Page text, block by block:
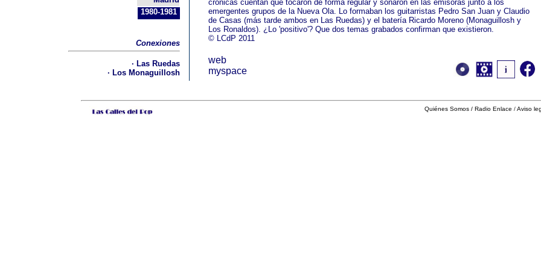
crónicas cuentan que tocaron de forma regular y sonaron en las emisoras junto a los
emergentes grupos de la Nueva Ola. Lo formaban los guitarristas Pedro San Juan y Claudio
de Casas (más tarde ambos en Las Ruedas) y el batería Ricardo Moreno (Monaguillosh y
Los Ronaldos). ¿Lo 'positivo'? Que dos temas grabados confirman que existieron.
© LCdP 2011
web
myspace
1980-1981
Conexiones
· Las Ruedas
· Los Monaguillosh
Quiénes Somos / Radio Enlace /Aviso